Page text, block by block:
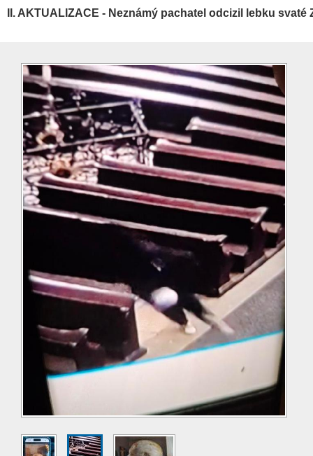
II. AKTUALIZACE - Neznámý pachatel odcizil lebku svaté